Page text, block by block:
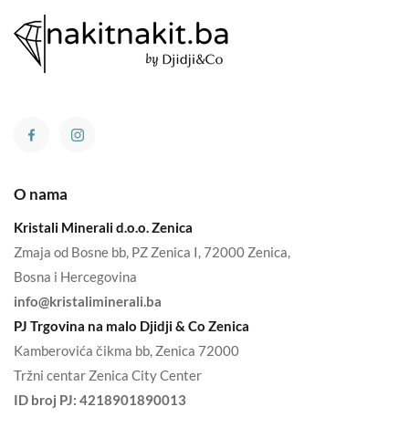
O nama
Kristali Minerali d.o.o. Zenica
Zmaja od Bosne bb, PZ Zenica I, 72000 Zenica,
Bosna i Hercegovina
info@kristaliminerali.ba
PJ Trgovina na malo Djidji & Co Zenica
Kamberovića čikma bb, Zenica 72000
Tržni centar Zenica City Center
ID broj PJ: 4218901890013